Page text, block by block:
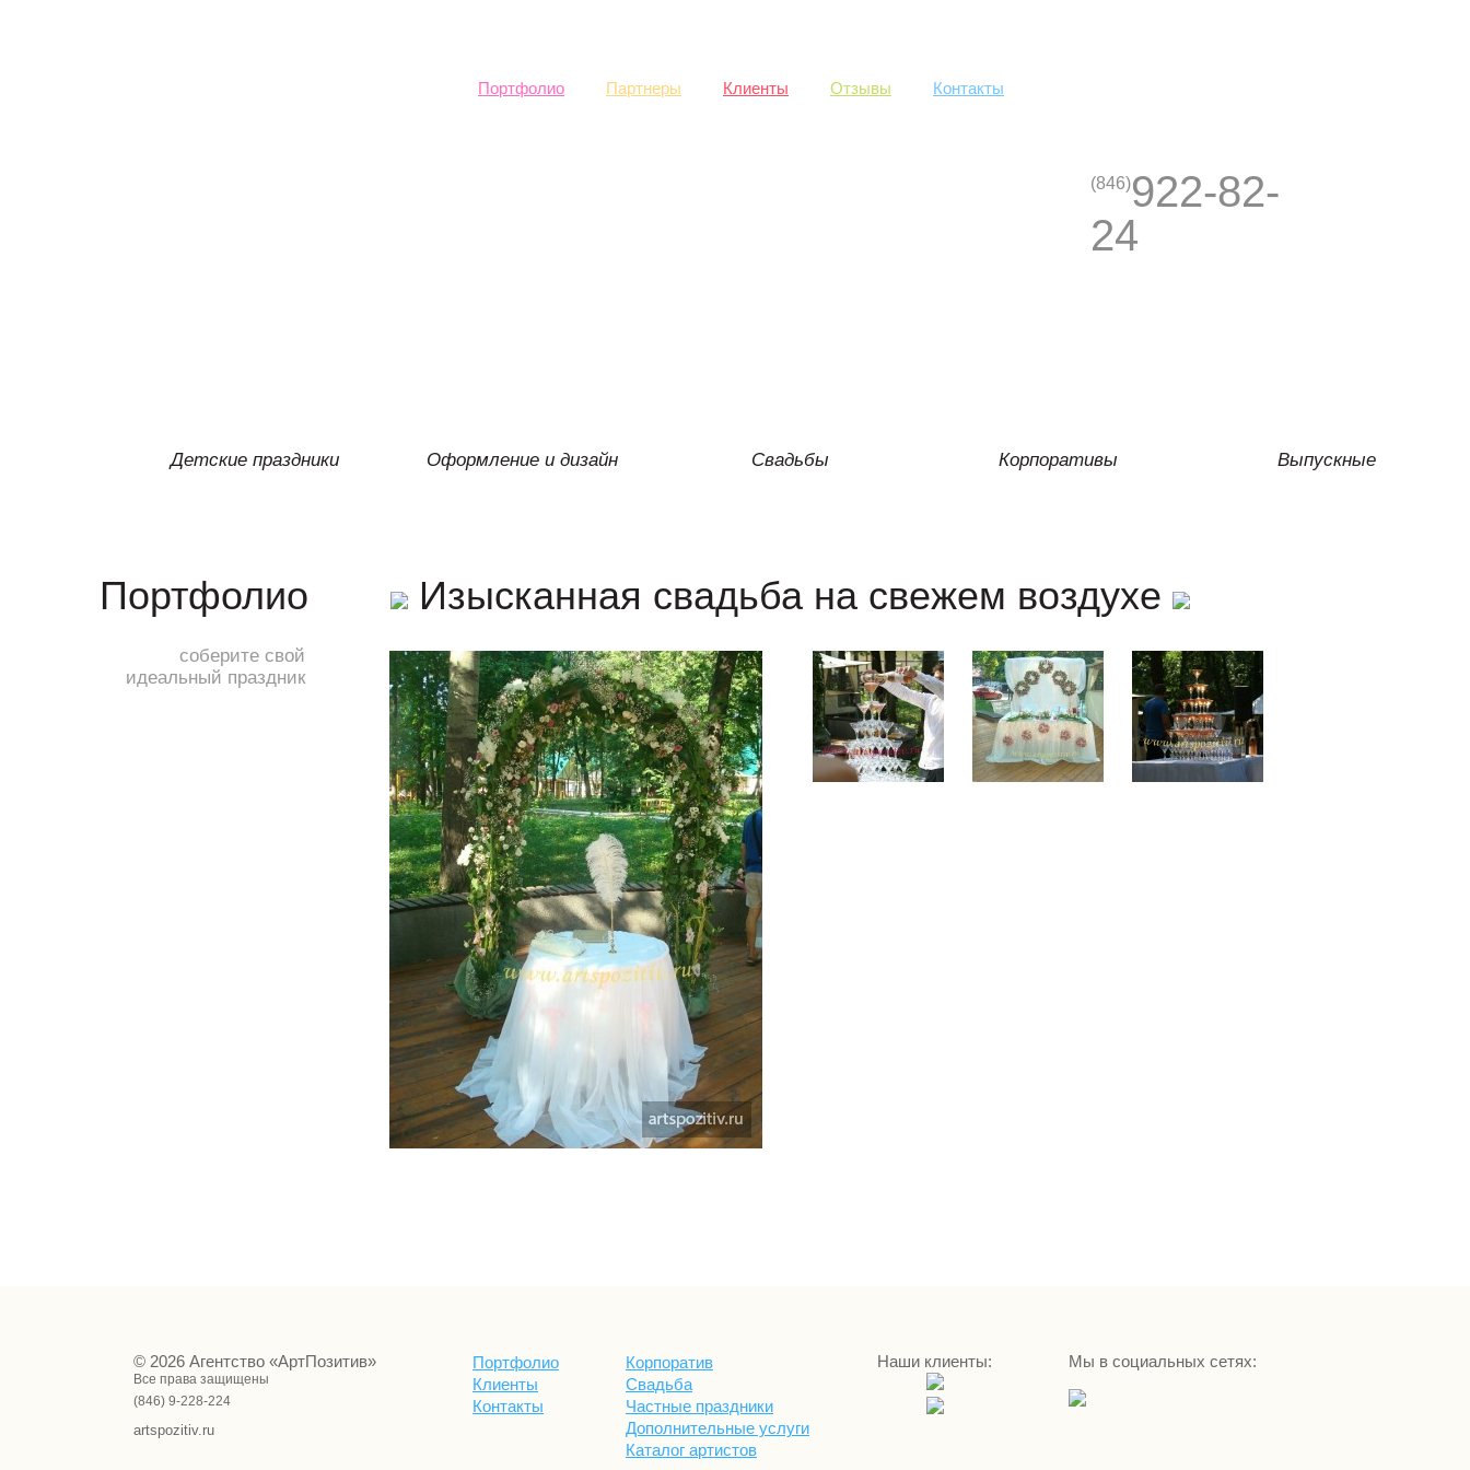
Портфолио Партнеры Клиенты Отзывы Контакты
(846)922-82-
24
Детские праздники Оформление и дизайн Свадьбы Корпоративы Выпускные
Изысканная свадьба на свежем воздухе
соберите свой
идеальный праздник
Портфолио
© 2026 Агентство «АртПозитив»
Все права защищены
(846) 9-228-224
artspozitiv.ru
Портфолио
Клиенты
Контакты
Корпоратив
Свадьба
Частные праздники
Дополнительные услуги
Каталог артистов
Наши клиенты: Мы в социальных сетях: